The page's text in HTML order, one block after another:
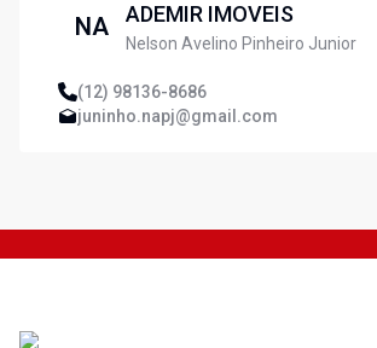
NA ADEMIR IMOVEIS
Nelson Avelino Pinheiro Junior
(12) 98136-8686
juninho.napj@gmail.com